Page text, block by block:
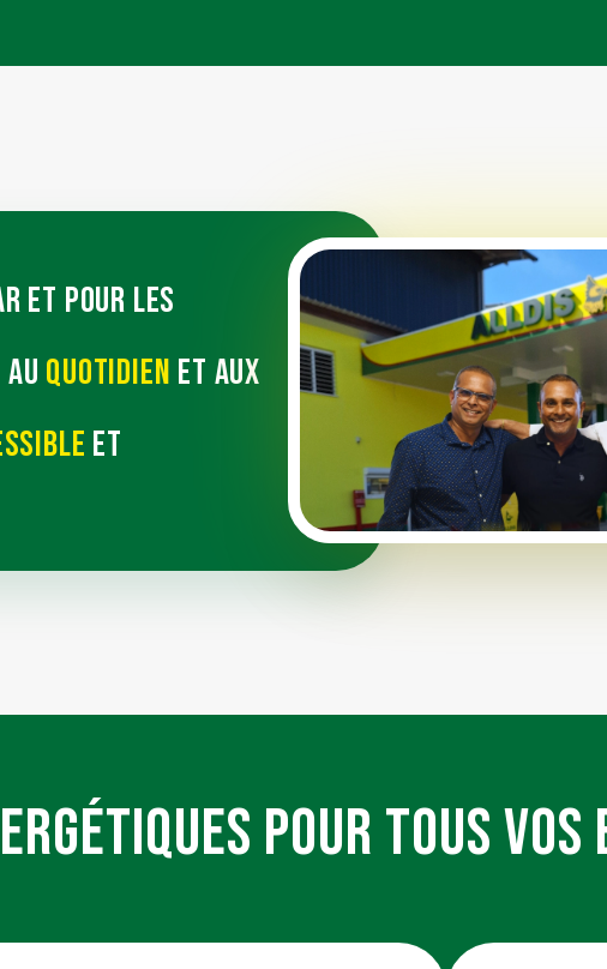
et pour les
quotidien et aux
et
POUR TOUS VOS